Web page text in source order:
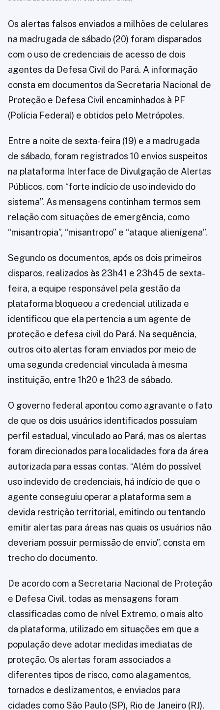
Os alertas falsos enviados a milhões de celulares
na madrugada de sábado (20) foram disparados
com o uso de credenciais de acesso de dois
agentes da Defesa Civil do Pará. A informação
consta em documentos da Secretaria Nacional de
Proteção e Defesa Civil encaminhados à PF
(Polícia Federal) e obtidos pelo Metrópoles.
Entre a noite de sexta-feira (19) e a madrugada
de sábado, foram registrados 10 envios suspeitos
na plataforma Interface de Divulgação de Alertas
Públicos, com “forte indício de uso indevido do
sistema”. As mensagens continham termos sem
relação com situações de emergência, como
“misantropia”, “misantropo” e “ataque alienígena”.
Segundo os documentos, após os dois primeiros
disparos, realizados às 23h41 e 23h45 de sexta-
feira, a equipe responsável pela gestão da
plataforma bloqueou a credencial utilizada e
identificou que ela pertencia a um agente de
proteção e defesa civil do Pará. Na sequência,
outros oito alertas foram enviados por meio de
uma segunda credencial vinculada à mesma
instituição, entre 1h20 e 1h23 de sábado.
O governo federal apontou como agravante o fato
de que os dois usuários identificados possuíam
perfil estadual, vinculado ao Pará, mas os alertas
foram direcionados para localidades fora da área
autorizada para essas contas. “Além do possível
uso indevido de credenciais, há indício de que o
agente conseguiu operar a plataforma sem a
devida restrição territorial, emitindo ou tentando
emitir alertas para áreas nas quais os usuários não
deveriam possuir permissão de envio”, consta em
trecho do documento.
De acordo com a Secretaria Nacional de Proteção
e Defesa Civil, todas as mensagens foram
classificadas como de nível Extremo, o mais alto
da plataforma, utilizado em situações em que a
população deve adotar medidas imediatas de
proteção. Os alertas foram associados a
diferentes tipos de risco, como alagamentos,
tornados e deslizamentos, e enviados para
cidades como São Paulo (SP), Rio de Janeiro (RJ),